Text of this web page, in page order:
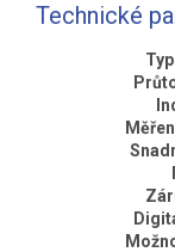
Technické